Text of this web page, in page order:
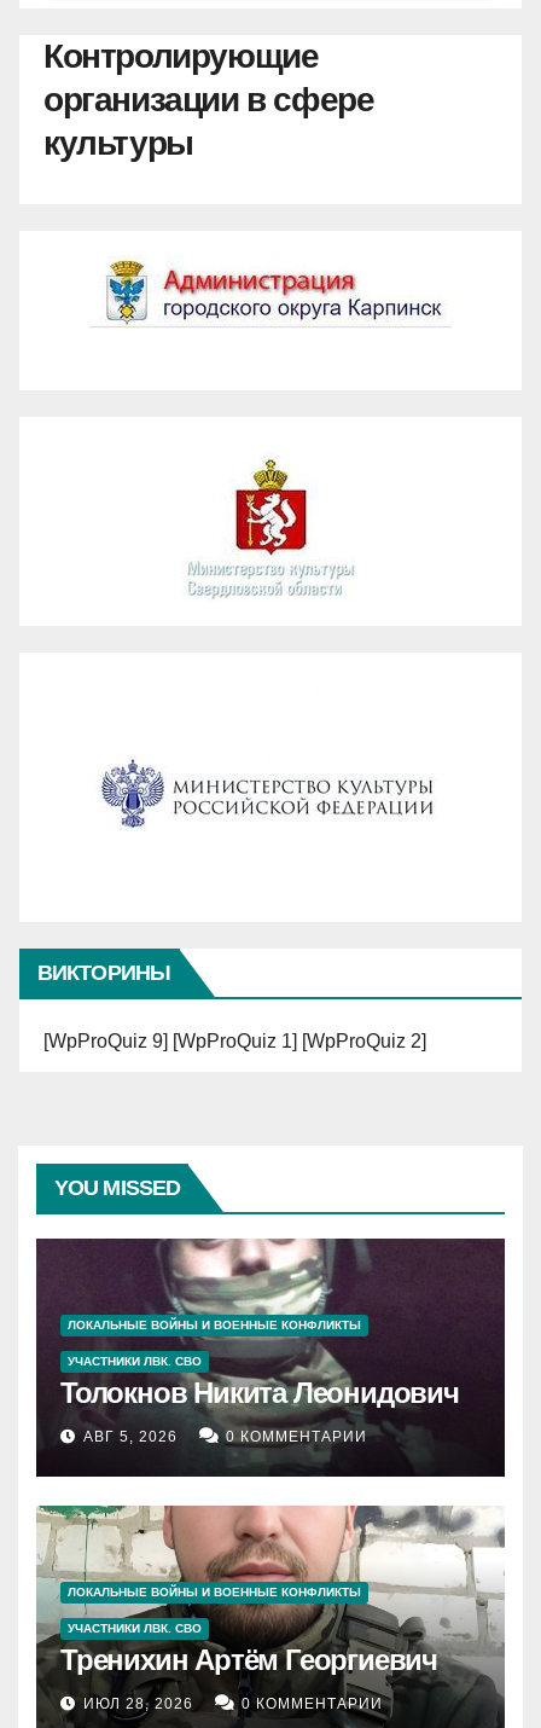
Контролирующие
организации в сфере
культуры
ВИКТОРИНЫ
[WpProQuiz 9] [WpProQuiz 1] [WpProQuiz 2]
YOU MISSED
ЛОКАЛЬНЫЕ ВОЙНЫ И ВОЕННЫЕ КОНФЛИКТЫ
УЧАСТНИКИ ЛВК. СВО
Толокнов Никита Леонидович
АВГ 5, 2026 0 КОММЕНТАРИИ
ЛОКАЛЬНЫЕ ВОЙНЫ И ВОЕННЫЕ КОНФЛИКТЫ
УЧАСТНИКИ ЛВК. СВО
Тренихин Артём Георгиевич
ИЮЛ 28, 2026 0 КОММЕНТАРИИ